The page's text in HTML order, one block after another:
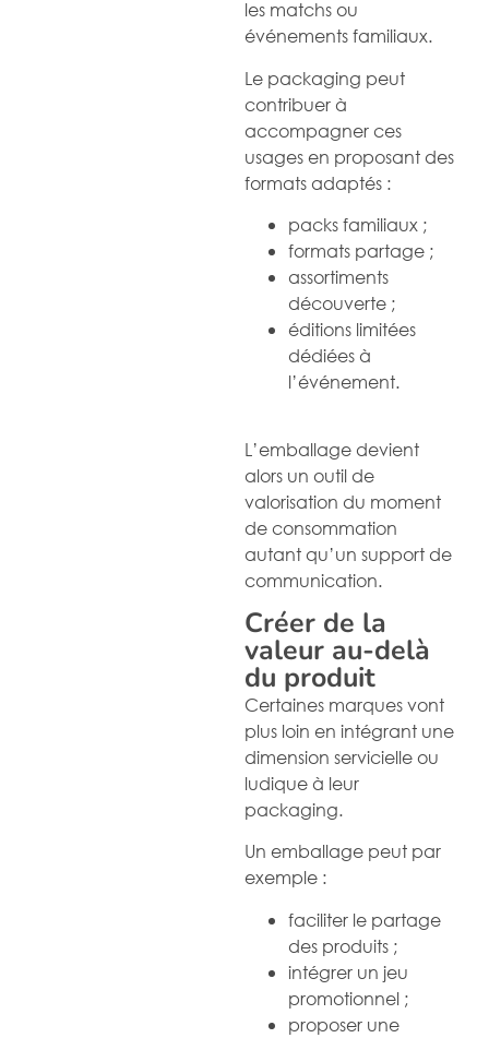
les matchs ou
événements familiaux.
Le packaging peut
contribuer à
accompagner ces
usages en proposant des
formats adaptés :
packs familiaux ;
formats partage ;
assortiments
découverte ;
éditions limitées
dédiées à
l’événement.
L’emballage devient
alors un outil de
valorisation du moment
de consommation
autant qu’un support de
communication.
Créer de la
valeur au-delà
du produit
Certaines marques vont
plus loin en intégrant une
dimension servicielle ou
ludique à leur
packaging.
Un emballage peut par
exemple :
faciliter le partage
des produits ;
intégrer un jeu
promotionnel ;
proposer une